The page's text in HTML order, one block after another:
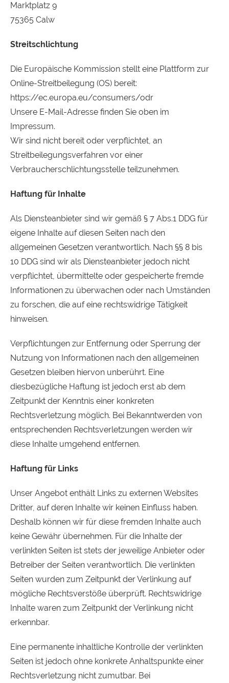
Marktplatz 9
75365 Calw
Streitschlichtung
Die Europäische Kommission stellt eine Plattform zur
Online-Streitbeilegung (OS) bereit:
https://ec.europa.eu/consumers/odr
Unsere E-Mail-Adresse finden Sie oben im
Impressum.
Wir sind nicht bereit oder verpflichtet, an
Streitbeilegungsverfahren vor einer
Verbraucherschlichtungsstelle teilzunehmen.
Haftung für Inhalte
Als Diensteanbieter sind wir gemäß § 7 Abs.1 DDG für
eigene Inhalte auf diesen Seiten nach den
allgemeinen Gesetzen verantwortlich. Nach §§ 8 bis
10 DDG sind wir als Diensteanbieter jedoch nicht
verpflichtet, übermittelte oder gespeicherte fremde
Informationen zu überwachen oder nach Umständen
zu forschen, die auf eine rechtswidrige Tätigkeit
hinweisen.
Verpflichtungen zur Entfernung oder Sperrung der
Nutzung von Informationen nach den allgemeinen
Gesetzen bleiben hiervon unberührt. Eine
diesbezügliche Haftung ist jedoch erst ab dem
Zeitpunkt der Kenntnis einer konkreten
Rechtsverletzung möglich. Bei Bekanntwerden von
entsprechenden Rechtsverletzungen werden wir
diese Inhalte umgehend entfernen.
Haftung für Links
Unser Angebot enthält Links zu externen Websites
Dritter, auf deren Inhalte wir keinen Einfluss haben.
Deshalb können wir für diese fremden Inhalte auch
keine Gewähr übernehmen. Für die Inhalte der
verlinkten Seiten ist stets der jeweilige Anbieter oder
Betreiber der Seiten verantwortlich. Die verlinkten
Seiten wurden zum Zeitpunkt der Verlinkung auf
mögliche Rechtsverstöße überprüft. Rechtswidrige
Inhalte waren zum Zeitpunkt der Verlinkung nicht
erkennbar.
Eine permanente inhaltliche Kontrolle der verlinkten
Seiten ist jedoch ohne konkrete Anhaltspunkte einer
Rechtsverletzung nicht zumutbar. Bei